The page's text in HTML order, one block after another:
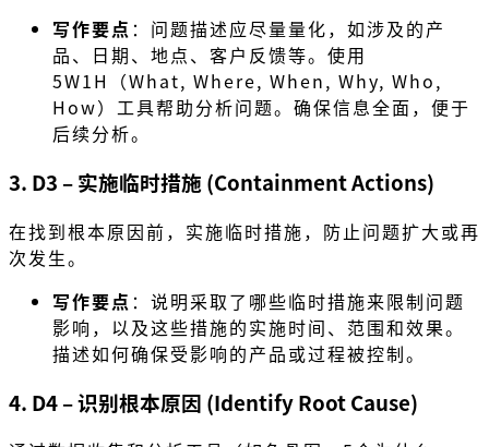
写作要点 ：问题描述应尽量量化，如涉及的产
品、日期、地点、客户反馈等。使用
5W1H（What, Where, When, Why, Who,
How）工具帮助分析问题。确保信息全面，便于
后续分析。
3. D3 – 实施临时措施 (Containment Actions)
在找到根本原因前，实施临时措施，防止问题扩大或再
次发生。
写作要点 ：说明采取了哪些临时措施来限制问题
影响，以及这些措施的实施时间、范围和效果。
描述如何确保受影响的产品或过程被控制。
4. D4 – 识别根本原因 (Identify Root Cause)